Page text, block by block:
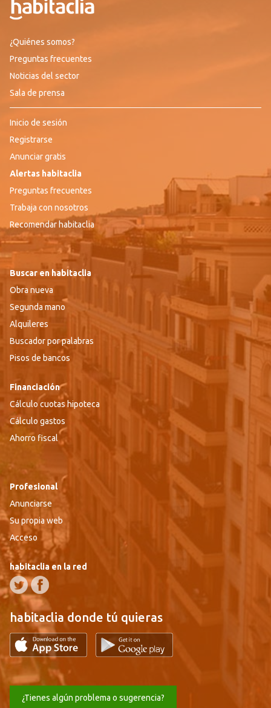
¿Quiénes somos?
Preguntas frecuentes
Noticias del sector
Sala de prensa
Inicio de sesión
Registrarse
Anunciar gratis
Alertas habitaclia
Preguntas frecuentes
Trabaja con nosotros
Recomendar habitaclia
Buscar en habitaclia
Obra nueva
Segunda mano
Alquileres
Buscador por palabras
Pisos de bancos
Financiación
Cálculo cuotas hipoteca
Cálculo gastos
Ahorro fiscal
Profesional
Anunciarse
Su propia web
Acceso
habitaclia en la red
habitaclia donde tú quieras
¿Tienes algún problema o sugerencia?